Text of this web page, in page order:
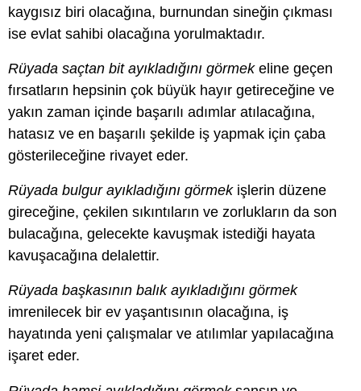
kaygısız biri olacağına, burnundan sineğin çıkması
ise evlat sahibi olacağına yorulmaktadır.
Rüyada saçtan bit ayıkladığını görmekeline geçen
fırsatların hepsinin çok büyük hayır getireceğine ve
yakın zaman içinde başarılı adımlar atılacağına,
hatasız ve en başarılı şekilde iş yapmak için çaba
gösterileceğine rivayet eder.
Rüyada bulgur ayıkladığını görmekişlerin düzene
gireceğine, çekilen sıkıntıların ve zorlukların da son
bulacağına, gelecekte kavuşmak istediği hayata
kavuşacağına delalettir.
Rüyada başkasının balık ayıkladığını görmek
imrenilecek bir ev yaşantısının olacağına, iş
hayatında yeni çalışmalar ve atılımlar yapılacağına
işaret eder.